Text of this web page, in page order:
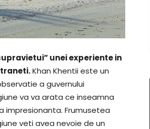
unei experiente in
Khan Khentii este un
a guvernului
va va arata ce inseamna
Frumusetea
veti avea nevoie de un